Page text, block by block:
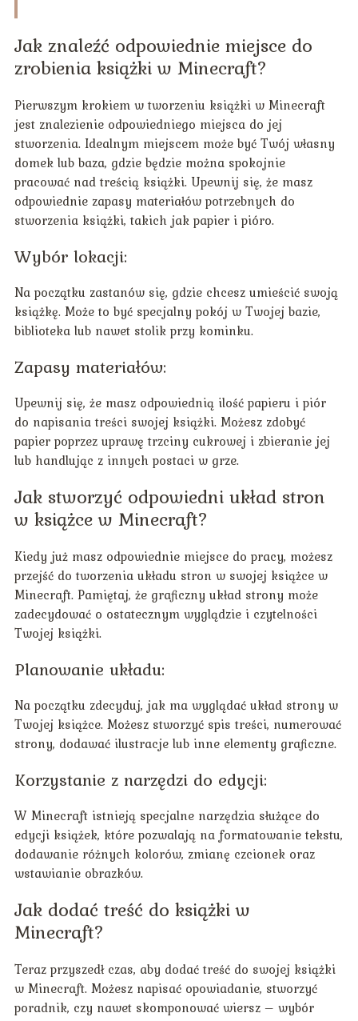
Jak znaleźć odpowiednie miejsce do
zrobienia książki w Minecraft?
Pierwszym krokiem w tworzeniu książki w Minecraft
jest znalezienie odpowiedniego miejsca do jej
stworzenia. Idealnym miejscem może być Twój własny
domek lub baza, gdzie będzie można spokojnie
pracować nad treścią książki. Upewnij się, że masz
odpowiednie zapasy materiałów potrzebnych do
stworzenia książki, takich jak papier i pióro.
Wybór lokacji:
Na początku zastanów się, gdzie chcesz umieścić swoją
książkę. Może to być specjalny pokój w Twojej bazie,
biblioteka lub nawet stolik przy kominku.
Zapasy materiałów:
Upewnij się, że masz odpowiednią ilość papieru i piór
do napisania treści swojej książki. Możesz zdobyć
papier poprzez uprawę trzciny cukrowej i zbieranie jej
lub handlując z innych postaci w grze.
Jak stworzyć odpowiedni układ stron
w książce w Minecraft?
Kiedy już masz odpowiednie miejsce do pracy, możesz
przejść do tworzenia układu stron w swojej książce w
Minecraft. Pamiętaj, że graficzny układ strony może
zadecydować o ostatecznym wyglądzie i czytelności
Twojej książki.
Planowanie układu:
Na początku zdecyduj, jak ma wyglądać układ strony w
Twojej książce. Możesz stworzyć spis treści, numerować
strony, dodawać ilustracje lub inne elementy graficzne.
Korzystanie z narzędzi do edycji:
W Minecraft istnieją specjalne narzędzia służące do
edycji książek, które pozwalają na formatowanie tekstu,
dodawanie różnych kolorów, zmianę czcionek oraz
wstawianie obrazków.
Jak dodać treść do książki w
Minecraft?
Teraz przyszedł czas, aby dodać treść do swojej książki
w Minecraft. Możesz napisać opowiadanie, stworzyć
poradnik, czy nawet skomponować wiersz – wybór